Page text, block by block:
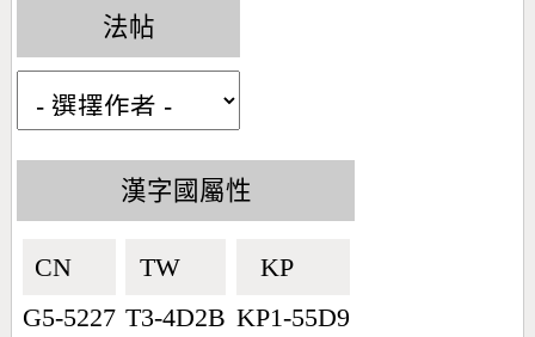
法帖
漢字國屬性
CN🇨🇳
G5-5227
TW🇹🇼
T3-4D2B
KP🇰🇵
KP1-55D9